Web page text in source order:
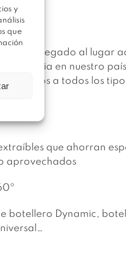
y
que
has llegado al lugar
referencia en nuestro
a todos los
que ahorran
aprovechados
botellero Dynamic,